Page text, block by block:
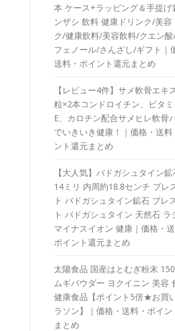
本 ケース+ラッピング＆手提げ
ンザシ 飲料 健康ドリンク/美容
ク/健康飲料/美容飲料/クエン酸
フェノール/さんざし/ギフト｜
送料・ポイント還元まとめ
【レビュー4件】サメ軟骨エキ
粒×2本コンドロイチン、ビタミ
E、カロチン配合サメヒレ軟骨
でいきいき健康！｜価格・送料
ント還元まとめ
【大人気】バドガシュタイン鉱
14ミリ 内周約18.8センチ ブレ
ト バドガシュタイン鉱石 ブレ
ト バドガシュタイン 天然石 ラ
マイナスイオン 健康｜価格・送
ポイント還元まとめ
太陽食品 国産はとむぎ粉末
ムギパウダー ヨクイニン 美容
健康食品【ポイント5倍★お買
ラソン】｜価格・送料・ポイ
まとめ